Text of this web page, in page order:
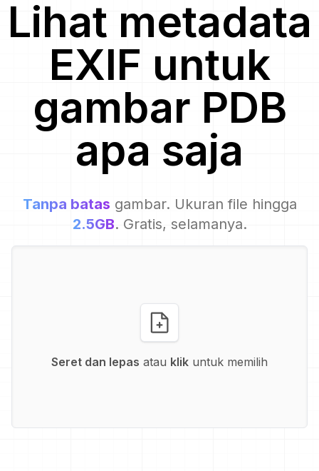
Lihat metadata
EXIF untuk
gambar PDB
apa saja
Tanpa batas gambar. Ukuran file hingga
2.5GB. Gratis, selamanya.
Seret dan lepas atau klik untuk memilih